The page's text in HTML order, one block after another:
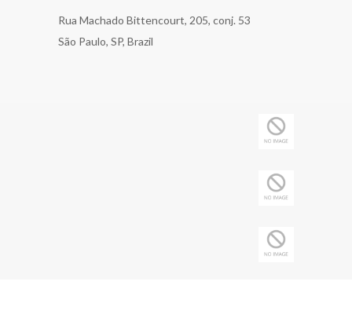
Rua Machado Bittencourt, 205, conj. 53
São Paulo, SP, Brazil